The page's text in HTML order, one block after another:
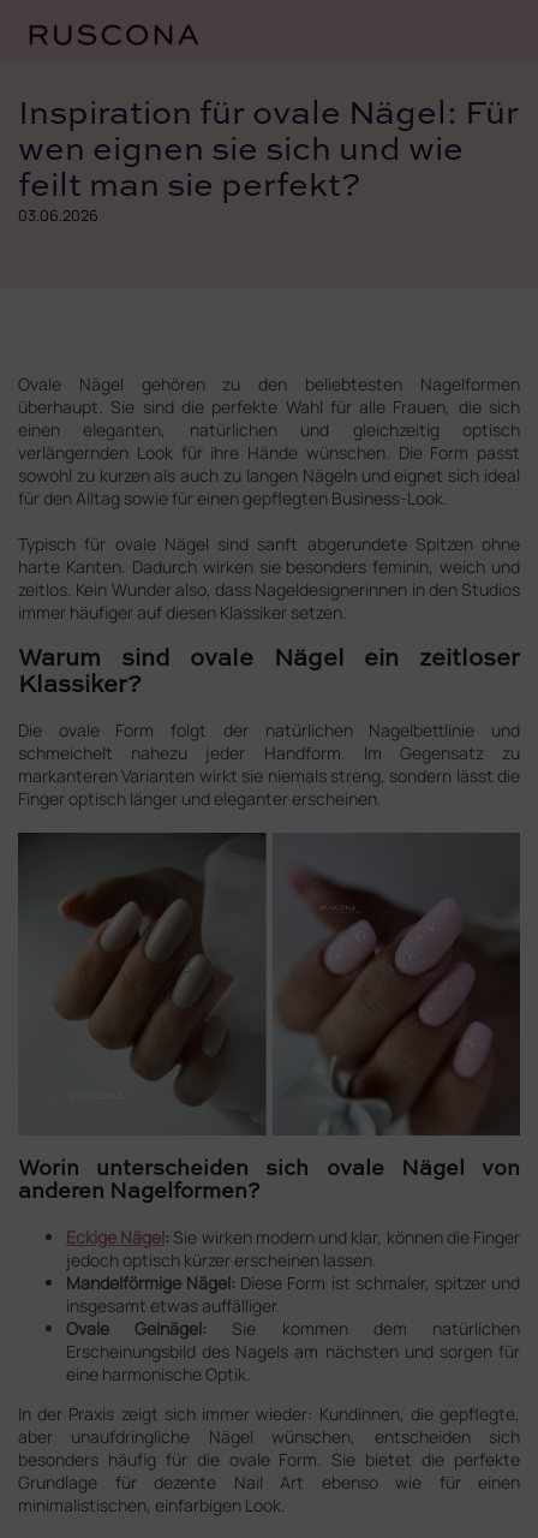
springenInspiration für ovale Nägel: Für
wen eignen sie sich und wie
feilt man sie perfekt?
03.06.2026
Ovale Nägel gehören zu den beliebtesten Nagelformen
überhaupt. Sie sind die perfekte Wahl für alle Frauen, die sich
einen eleganten, natürlichen und gleichzeitig optisch
verlängernden Look für ihre Hände wünschen. Die Form passt
sowohl zu kurzen als auch zu langen Nägeln und eignet sich ideal
für den Alltag sowie für einen gepflegten Business-Look.
Typisch für ovale Nägel sind sanft abgerundete Spitzen ohne
harte Kanten. Dadurch wirken sie besonders feminin, weich und
zeitlos. Kein Wunder also, dass Nageldesignerinnen in den Studios
immer häufiger auf diesen Klassiker setzen.
Warum sind ovale Nägel ein zeitloser
Klassiker?
Die ovale Form folgt der natürlichen Nagelbettlinie und
schmeichelt nahezu jeder Handform. Im Gegensatz zu
markanteren Varianten wirkt sie niemals streng, sondern lässt die
Finger optisch länger und eleganter erscheinen.
Worin unterscheiden sich ovale Nägel von
anderen Nagelformen?
Eckige Nägel: Sie wirken modern und klar, können die Finger
jedoch optisch kürzer erscheinen lassen.
Mandelförmige Nägel: Diese Form ist schmaler, spitzer und
insgesamt etwas auffälliger.
Ovale Gelnägel: Sie kommen dem natürlichen
Erscheinungsbild des Nagels am nächsten und sorgen für
eine harmonische Optik.
In der Praxis zeigt sich immer wieder: Kundinnen, die gepflegte,
aber unaufdringliche Nägel wünschen, entscheiden sich
besonders häufig für die ovale Form. Sie bietet die perfekte
Grundlage für dezente Nail Art ebenso wie für einen
minimalistischen, einfarbigen Look.